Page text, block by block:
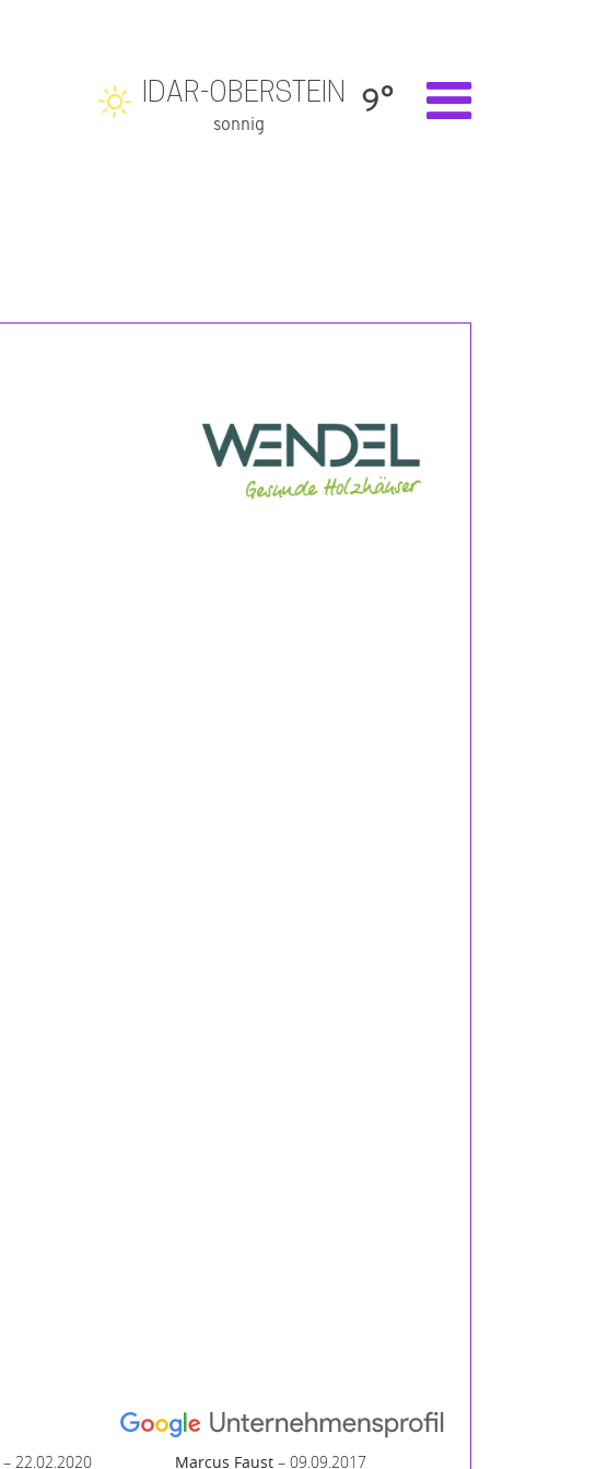
IDAR-OBERSTEIN
sonnig
9°
– 22.02.2020
Marcus Faust– 09.09.2017